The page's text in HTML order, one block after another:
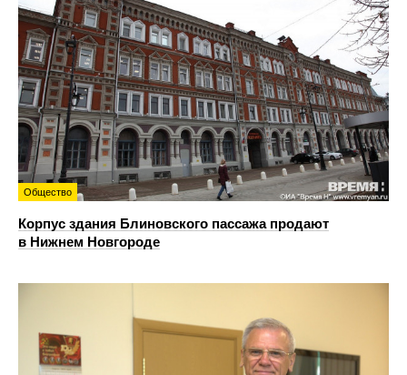
Общество
Корпус здания Блиновского пассажа продают
в Нижнем Новгороде